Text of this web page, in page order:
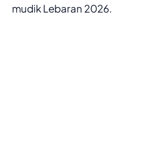
mudik Lebaran 2026.